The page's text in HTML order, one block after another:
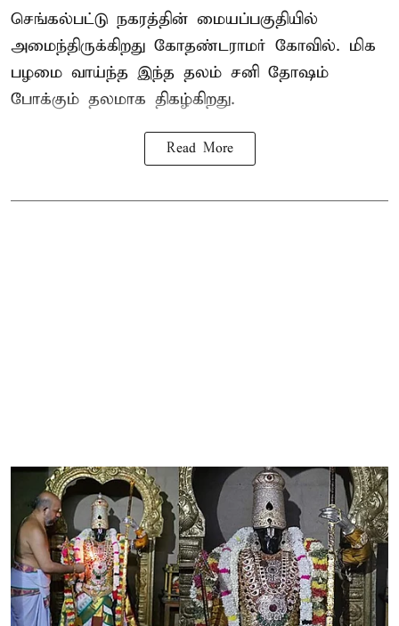
செங்கல்பட்டு நகரத்தின் மையப்பகுதியில்
அமைந்திருக்கிறது கோதண்டராமர் கோவில். மிக
பழமை வாய்ந்த இந்த தலம் சனி தோஷம்
போக்கும் தலமாக திகழ்கிறது.
Read More